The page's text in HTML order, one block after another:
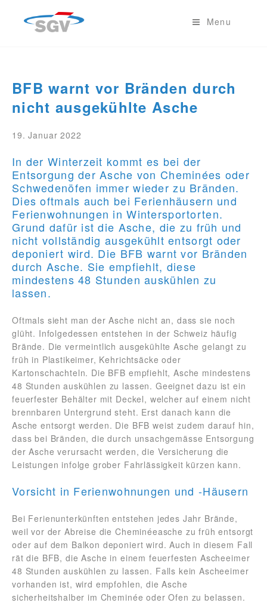
Menu
BFB warnt vor Bränden durch
nicht ausgekühlte Asche
19. Januar 2022
In der Winterzeit kommt es bei der
Entsorgung der Asche von Cheminées oder
Schwedenöfen immer wieder zu Bränden.
Dies oftmals auch bei Ferienhäusern und
Ferienwohnungen in Wintersportorten.
Grund dafür ist die Asche, die zu früh und
nicht vollständig ausgekühlt entsorgt oder
deponiert wird. Die BFB warnt vor Bränden
durch Asche. Sie empfiehlt, diese
mindestens 48 Stunden auskühlen zu
lassen.
Oftmals sieht man der Asche nicht an, dass sie noch
glüht. Infolgedessen entstehen in der Schweiz häufig
Brände. Die vermeintlich ausgekühlte Asche gelangt zu
früh in Plastikeimer, Kehrichtsäcke oder
Kartonschachteln. Die BFB empfiehlt, Asche mindestens
48 Stunden auskühlen zu lassen. Geeignet dazu ist ein
feuerfester Behälter mit Deckel, welcher auf einem nicht
brennbaren Untergrund steht. Erst danach kann die
Asche entsorgt werden. Die BFB weist zudem darauf hin,
dass bei Bränden, die durch unsachgemässe Entsorgung
der Asche verursacht werden, die Versicherung die
Leistungen infolge grober Fahrlässigkeit kürzen kann.
Vorsicht in Ferienwohnungen und -Häusern
Bei Ferienunterkünften entstehen jedes Jahr Brände,
weil vor der Abreise die Cheminéeasche zu früh entsorgt
oder auf dem Balkon deponiert wird. Auch in diesem Fall
rät die BFB, die Asche in einem feuerfesten Ascheeimer
48 Stunden auskühlen zu lassen. Falls kein Ascheeimer
vorhanden ist, wird empfohlen, die Asche
sicherheitshalber im Cheminée oder Ofen zu belassen.